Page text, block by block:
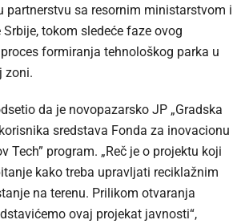
partnerstvu sa resornim ministarstvom i
tokom sledeće faze ovog
formiranja tehnološkog parka u
zoni.
da je novopazarsko JP „Gradska
sredstava Fonda za inovacionu
Tech” program. „Reč je o projektu koji
kako treba upravljati reciklažnim
na terenu. Prilikom otvaranja
ovaj projekat javnosti“,